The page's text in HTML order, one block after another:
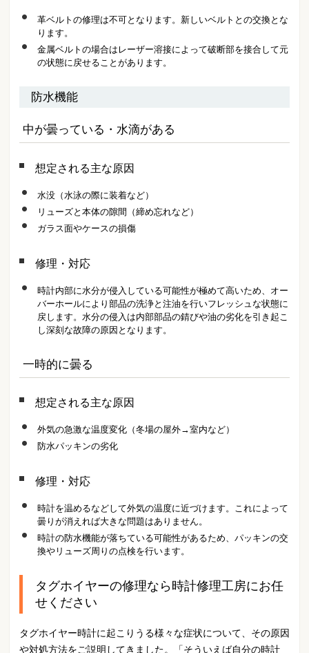
革ベルトの修理は不可となります。新しいベルトとの交換とな
ります。
金属ベルトの場合はレーザー溶接によって破断部を接合して元
の状態に戻せることがあります。
防水機能
中が曇っている・水滴がある
想定される主な原因
水没（水泳の際に装着など）
リューズと本体の隙間（締め忘れなど）
ガラス面やケースの損傷
修理・対応
時計内部に水分が侵入している可能性が極めて高いため、オー
バーホールにより部品の洗浄と注油を行いフレッシュな状態に
戻します。水分の侵入は内部部品の錆びや油の劣化を引き起こ
し深刻な故障の原因となります。
一時的に曇る
想定される主な原因
外気の急激な温度変化（冬場の屋外→室内など）
防水パッキンの劣化
修理・対応
時計を温めるなどして外気の温度に近づけます。これによって
曇りが消えれば大きな問題はありません。
時計の防水機能が落ちている可能性があるため、パッキンの交
換やリューズ周りの点検を行います。
タグホイヤーの修理なら時計修理工房にお任
せください
タグホイヤー時計に起こりうる様々な症状について、その原因
や対処方法をご説明してきました。「そういえば自分の時計